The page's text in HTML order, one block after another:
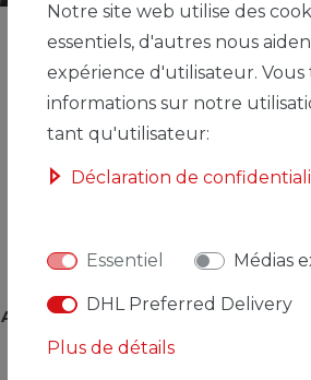
AUTRES DÉTAILS
Notre site web utilise des
essentiels, d'autres nous
expérience d'utilisateur.
informations sur notre
tant qu'utilisateur:
Déclaration de
Essentiel Médias
DHL Preferred Delivery
Plus de détails